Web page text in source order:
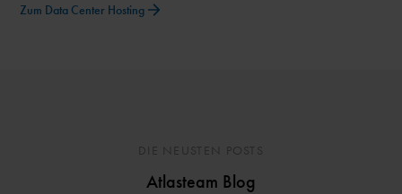
Zum Data Center Hosting
DIE NEUSTEN POSTS
Atlasteam Blog